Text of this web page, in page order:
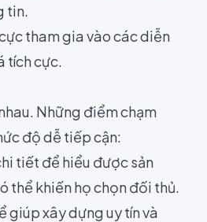
tin.
tham gia vào các diễn
tích cực.
Những điểm chạm
độ dễ tiếp cận:
tiết để hiểu được sản
thể khiến họ chọn đối thủ.
giúp xây dựng uy tín và